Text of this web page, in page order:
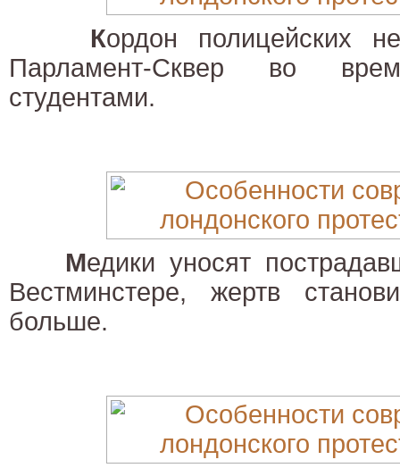
Кордон полицейских
Парламент-Сквер во
студентами.
Медики уносят
Вестминстере, жертв
больше.